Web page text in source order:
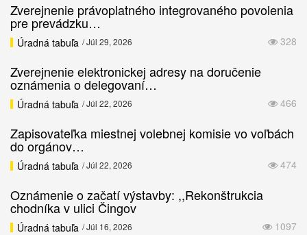
Zverejnenie právoplatného integrovaného povolenia
pre prevádzku…
328
Úradná tabuľa / Júl 29, 2026
Zverejnenie elektronickej adresy na doručenie
oznámenia o delegovaní…
466
Úradná tabuľa / Júl 22, 2026
Zapisovateľka miestnej volebnej komisie vo voľbách
do orgánov…
474
Úradná tabuľa / Júl 22, 2026
Oznámenie o začatí výstavby: ,,Rekonštrukcia
chodníka v ulici Čingov
1097
Úradná tabuľa / Júl 16, 2026